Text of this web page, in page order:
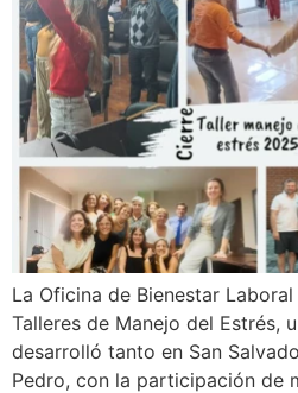
La Oficina de Bienestar
Talleres de Manejo del Estrés,
desarrolló tanto en San
Pedro, con la participación de